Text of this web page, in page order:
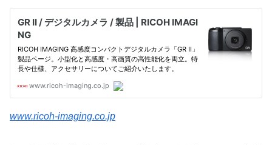
www.ricoh-imaging.co.jp